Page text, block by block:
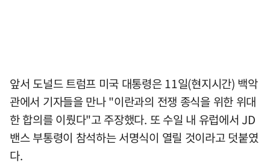
앞서 도널드 트럼프 미국 대통령은 11일(현지시간) 백악
관에서 기자들을 만나 "이란과의 전쟁 종식을 위한 위대
한 합의를 이뤘다"고 주장했다. 또 수일 내 유럽에서 JD
밴스 부통령이 참석하는 서명식이 열릴 것이라고 덧붙였
다.